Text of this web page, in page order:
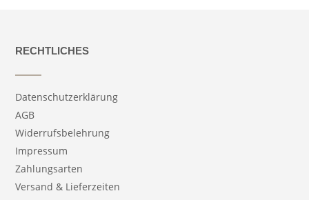
RECHTLICHES
Datenschutzerklärung
AGB
Widerrufsbelehrung
Impressum
Zahlungsarten
Versand & Lieferzeiten